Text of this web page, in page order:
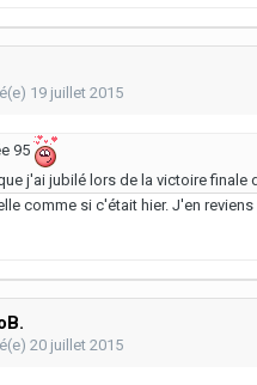
19 juillet 2015
95
j'ai jubilé lors de la victoire finale
comme si c'était hier. J'en
20 juillet 2015